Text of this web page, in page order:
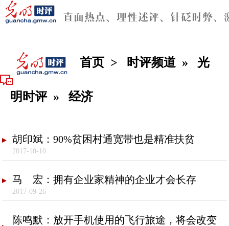
首页 > 时评频道 » 光
明时评 » 经济
胡印斌：90%贫困村通宽带也是精准扶贫
2017-10-10
马 宏：拥有企业家精神的企业才会长存
2017-09-26
陈鸣默：放开手机使用的飞行旅途，将会改变